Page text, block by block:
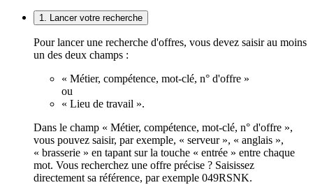
1. Lancer votre recherche
Pour lancer une recherche d'offres, vous devez saisir au moins
un des deux champs :
« Métier, compétence, mot-clé, n° d'offre »
ou
« Lieu de travail ».
Dans le champ « Métier, compétence, mot-clé, n° d'offre »,
vous pouvez saisir, par exemple, « serveur », « anglais »,
« brasserie » en tapant sur la touche « entrée » entre chaque
mot. Vous recherchez une offre précise ? Saisissez
directement sa référence, par exemple 049RSNK.